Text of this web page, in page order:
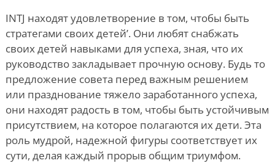
INTJ находят удовлетворение в том, чтобы быть
стратегами своих детей’. Они любят снабжать
своих детей навыками для успеха, зная, что их
руководство закладывает прочную основу. Будь то
предложение совета перед важным решением
или празднование тяжело заработанного успеха,
они находят радость в том, чтобы быть устойчивым
присутствием, на которое полагаются их дети. Эта
роль мудрой, надежной фигуры соответствует их
сути, делая каждый прорыв общим триумфом.